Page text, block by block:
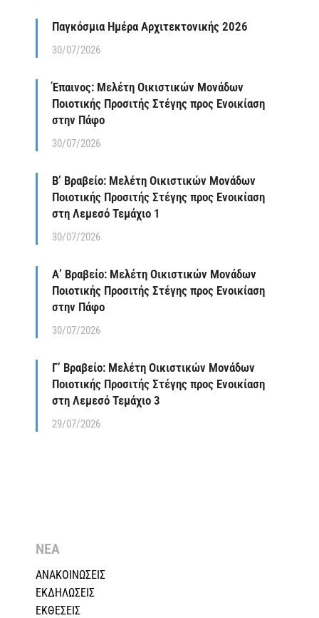
Παγκόσμια Ημέρα Αρχιτεκτονικής 2026
30/07/2026
Έπαινος: Μελέτη Οικιστικών Μονάδων
Ποιοτικής Προσιτής Στέγης προς Ενοικίαση
στην Πάφο
30/07/2026
Β’ Βραβείο: Μελέτη Οικιστικών Μονάδων
Ποιοτικής Προσιτής Στέγης προς Ενοικίαση
στη Λεμεσό Τεμάχιο 1
30/07/2026
Α’ Βραβείο: Μελέτη Οικιστικών Μονάδων
Ποιοτικής Προσιτής Στέγης προς Ενοικίαση
στην Πάφο
30/07/2026
Γ’ Βραβείο: Μελέτη Οικιστικών Μονάδων
Ποιοτικής Προσιτής Στέγης προς Ενοικίαση
στη Λεμεσό Τεμάχιο 3
29/07/2026
ΝΕΑ
ΑΝΑΚΟΙΝΩΣΕΙΣ
ΕΚΔΗΛΩΣΕΙΣ
ΕΚΘΕΣΕΙΣ